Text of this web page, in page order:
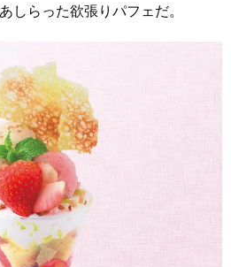
しらった欲張りパフェだ。